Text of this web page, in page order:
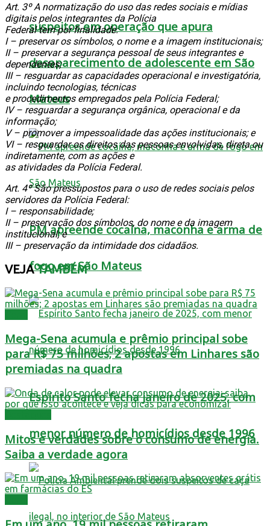
suspeitos em operação que apura
desaparecimento de adolescente em São
Mateus
PM apreende cocaína, maconha e arma de
fogo em São Mateus
Espírito Santo fecha janeiro de 2025, com
menor número de homicídios desde 1996
Art. 3º A normatização do uso das redes sociais e mídias
digitais pelos integrantes da Polícia
Federal tem por finalidade:
I – preservar os símbolos, o nome e a imagem institucionais;
II – preservar a segurança pessoal de seus integrantes e
dependentes;
III – resguardar as capacidades operacional e investigatória,
incluindo tecnologias, técnicas
e procedimentos empregados pela Polícia Federal;
IV – resguardar a segurança orgânica, operacional e da
informação;
V – promover a impessoalidade das ações institucionais; e
VI – resguardar os direitos das pessoas envolvidas, direta ou
indiretamente, com as ações e
as atividades da Polícia Federal.
Art. 4º São pressupostos para o uso de redes sociais pelos
servidores da Polícia Federal:
I – responsabilidade;
II – preservação dos símbolos, do nome e da imagem
institucional; e
III – preservação da intimidade dos cidadãos.
VEJATAMBÉM
Mega-Sena acumula e prêmio principal sobe
para R$ 75 milhões; 2 apostas em Linhares são
premiadas na quadra
Mitos e verdades sobre o consumo de energia.
Saiba a verdade agora